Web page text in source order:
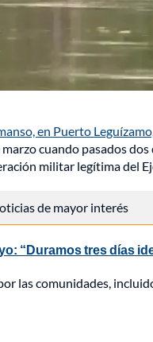
en Puerto
cuando pasados
militar legítima del
de mayor interés
“Duramos tres días
las comunidades,